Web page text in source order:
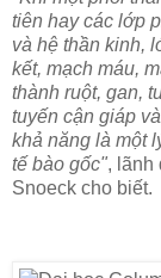
tiên hay các lớp
và hệ thần kinh,
kết, mạch máu,
thành ruột, gan,
tuyến cận giáp
khả năng là một
tế bào gốc", lãnh
Snoeck cho biết.